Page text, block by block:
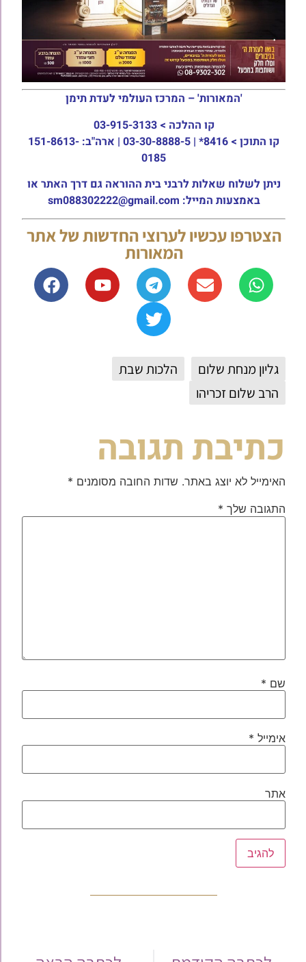
'המאורות' – המרכז העולמי לעדת תימן
קו ההלכה > 03-915-3133
קו התוכן >
8416* | 03-30-8888-5 | ארה"ב: 151-8613-
0185
ניתן לשלוח שאלות לרבני בית ההוראה גם דרך האתר או
באמצעות המייל: sm088302222@gmail.com
הצטרפו עכשיו לערוצי החדשות של אתר
המאורות
גליון מנחת שלום
הלכות שבת
הרב שלום זכריהו
כתיבת תגובה
האימייל לא יוצג באתר. שדות החובה מסומנים *
התגובה שלך *
שם *
אימייל *
אתר